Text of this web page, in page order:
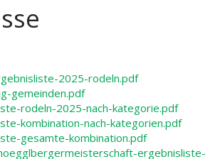
2025-rodeln.pdf
gemeinden.pdf
rodeln-2025-nach-kategorie.pdf
kombination-nach-kategorien.pdf
gesamte-kombination.pdf
ergebnisliste-